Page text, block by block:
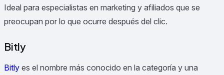
Ideal para especialistas en marketing y afiliados que se
preocupan por lo que ocurre después del clic.
Bitly
Bitly es el nombre más conocido en la categoría y una